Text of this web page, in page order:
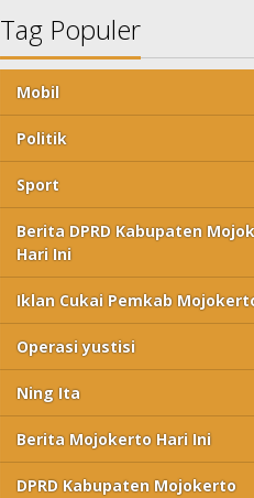
Tag Populer
Mobil
Politik
Sport
Berita DPRD Kabupaten
Hari Ini
Iklan Cukai Pemkab
Operasi yustisi
Ning Ita
Berita Mojokerto Hari Ini
DPRD Kabupaten Mojokerto